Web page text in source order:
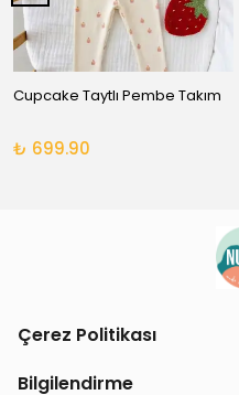
Cupcake Taytlı Pembe Takım
₺ 699.90
Çerez Politikası
Bilgilendirme